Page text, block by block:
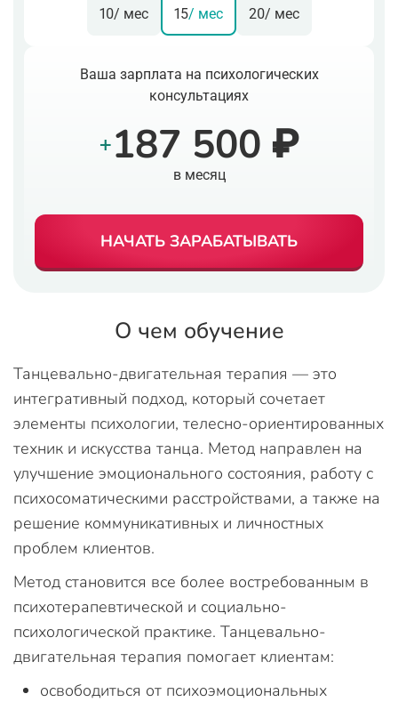
10/ мес 15/ мес 20/ мес
Ваша зарплата на психологических
консультациях
+187 500 ₽
в месяц
НАЧАТЬ ЗАРАБАТЫВАТЬ
О чем обучение
Танцевально-двигательная терапия — это
интегративный подход, который сочетает
элементы психологии, телесно-ориентированных
техник и искусства танца. Метод направлен на
улучшение эмоционального состояния, работу с
психосоматическими расстройствами, а также на
решение коммуникативных и личностных
проблем клиентов.
Метод становится все более востребованным в
психотерапевтической и социально-
психологической практике. Танцевально-
двигательная терапия помогает клиентам:
освободиться от психоэмоциональных